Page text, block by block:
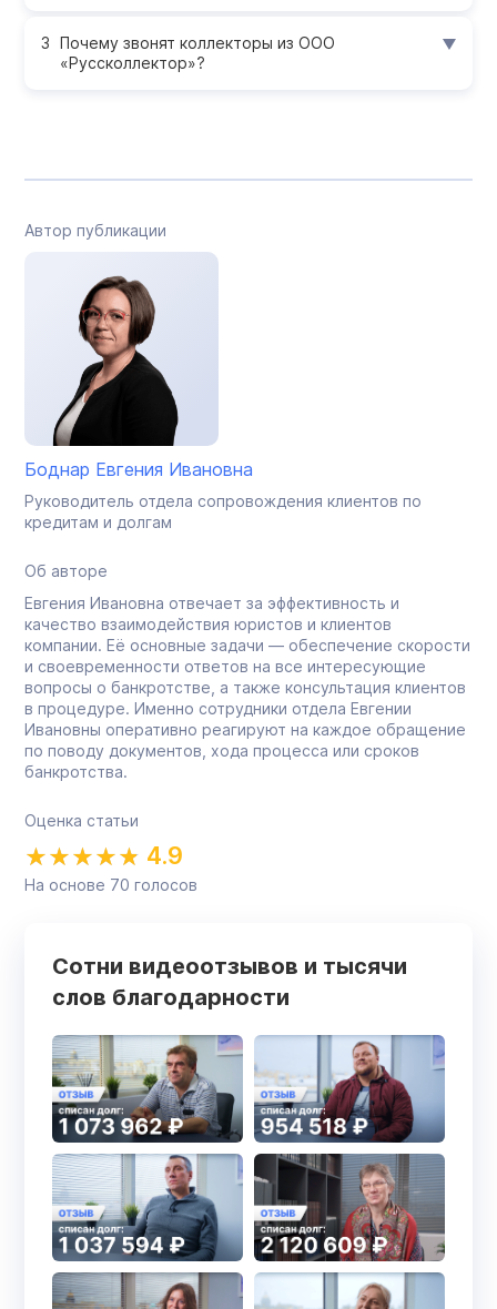
Почему звонят коллекторы из ООО
«Руссколлектор»?
Автор публикации
Боднар Евгения Ивановна
Руководитель отдела сопровождения клиентов по
кредитам и долгам
Об авторе
Евгения Ивановна отвечает за эффективность и
качество взаимодействия юристов и клиентов
компании. Её основные задачи — обеспечение скорости
и своевременности ответов на все интересующие
вопросы о банкротстве, а также консультация клиентов
в процедуре. Именно сотрудники отдела Евгении
Ивановны оперативно реагируют на каждое обращение
по поводу документов, хода процесса или сроков
банкротства.
Оценка статьи
4.9
На основе 70 голосов
Сотни видеоотзывов и тысячи
слов благодарности